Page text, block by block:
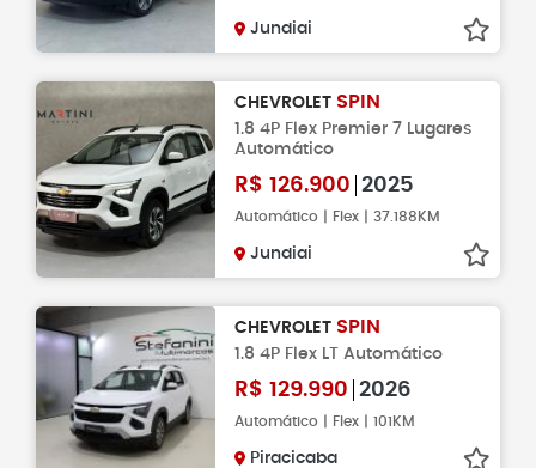
Jundiai
CHEVROLET SPIN
1.8 4P Flex Premier 7 Lugares
Automático
R$ 126.900 2025
Automático | Flex | 37.188KM
Jundiai
CHEVROLET SPIN
1.8 4P Flex LT Automático
R$ 129.990 2026
Automático | Flex | 101KM
Piracicaba